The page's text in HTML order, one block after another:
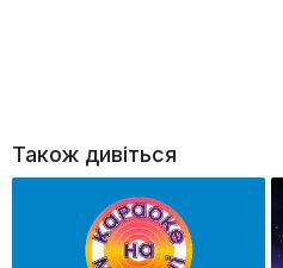
Також дивіться